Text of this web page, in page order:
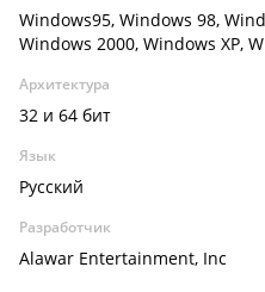
Windows95, Windows 98,
Windows 2000, Windows XP,
Архитектура
32 и 64 бит
Язык
Русский
Разработчик
Alawar Entertainment, Inc